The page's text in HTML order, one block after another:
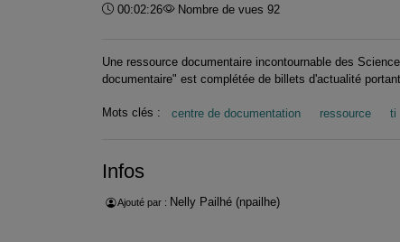
Durée :
00:02:26 Nombre de vues 92
Une ressource documentaire incontournable des
documentaire" est complétée de billets d'actualité
Mots clés : centre de documentation ressource ti
Infos
Ajouté par : Nelly Pailhé (npailhe)